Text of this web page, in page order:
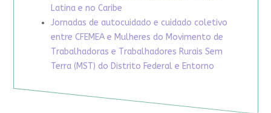
Latina e no Caribe
Jornadas de autocuidado e cuidado coletivo
entre CFEMEA e Mulheres do Movimento de
Trabalhadoras e Trabalhadores Rurais Sem
Terra (MST) do Distrito Federal e Entorno